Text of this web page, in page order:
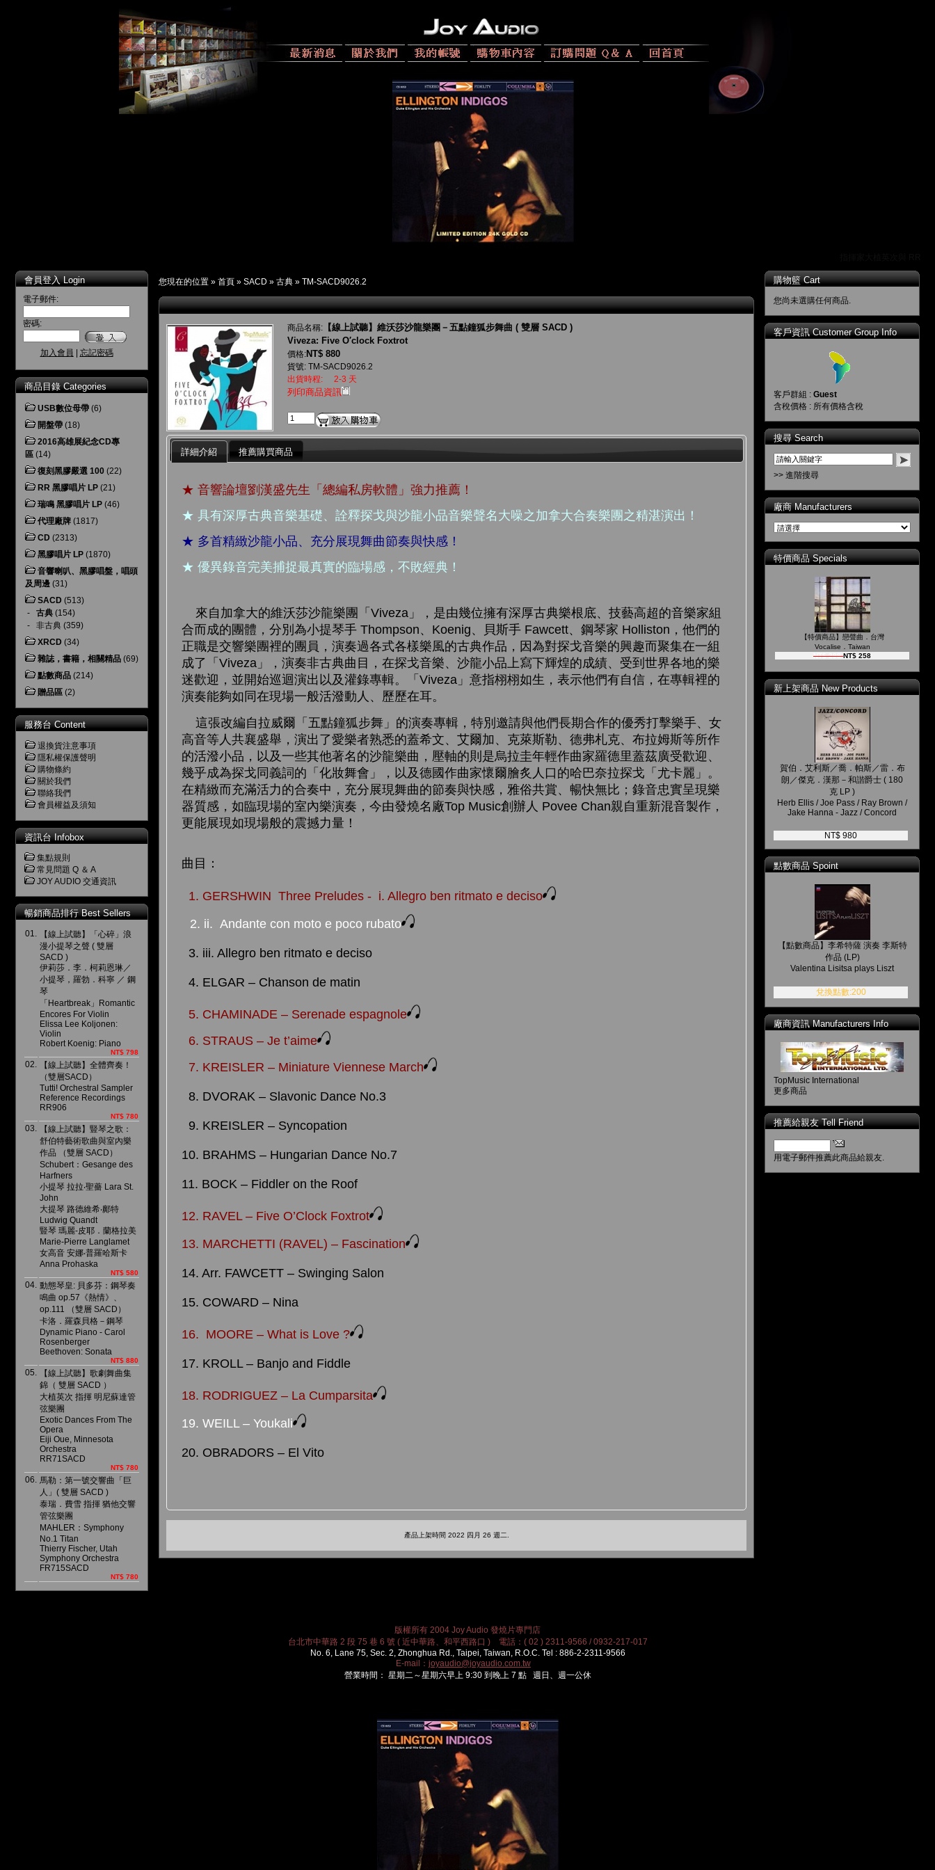
會員登入 Login
電子郵件:
密碼:
加入會員 忘記密碼
商品目錄 Categories
USB數位母帶 (6)
開盤帶 (18)
2016高雄展紀念CD專
區 (14)
復刻黑膠嚴選 100 (22)
RR 黑膠唱片 LP (21)
瑞鳴 黑膠唱片 LP (46)
代理廠牌 (1817)
CD (2313)
黑膠唱片 LP (1870)
音響喇叭、黑膠唱盤，唱頭
及周邊 (31)
SACD (513)
- 古典 (154)
- 非古典 (359)
XRCD (34)
雜誌，書籍，相關精品 (69)
點數商品 (214)
贈品區 (2)
服務台 Content
退換貨注意事項
隱私權保護聲明
購物條約
關於我們
聯絡我們
會員權益及須知
資訊台 Infobox
集點規則
常見問題 Q ＆ A
JOY AUDIO 交通資訊
暢銷商品排行 Best Sellers
01.
【線上試聽】「心碎」浪
漫小提琴之聲 ( 雙層
SACD )
伊莉莎．李．柯莉恩琳／
小提琴，羅勃．科寧 ／ 鋼
琴
「Heartbreak」Romantic
Encores For Violin
Elissa Lee Koljonen:
Violin
Robert Koenig: Piano
NT$ 798
02.
【線上試聽】全體齊奏！
（雙層SACD）
Tutti! Orchestral Sampler
Reference Recordings
RR906
NT$ 780
03.
【線上試聽】豎琴之歌：
舒伯特藝術歌曲與室內樂
作品 （雙層 SACD）
Schubert：Gesange des
Harfners
小提琴 拉拉‧聖薔 Lara St.
John
大提琴 路德維希‧鄺特
Ludwig Quandt
豎琴 瑪麗-皮耶．蘭格拉美
Marie-Pierre Langlamet
女高音 安娜‧普羅哈斯卡
Anna Prohaska
NT$ 580
04. 動態琴皇: 貝多芬：鋼琴奏
鳴曲 op.57《熱情》、
op.111 （雙層 SACD）
卡洛．羅森貝格－鋼琴
Dynamic Piano - Carol
Rosenberger
Beethoven: Sonata
NT$ 880
05.
【線上試聽】歌劇舞曲集
錦（ 雙層 SACD ）
大植英次 指揮 明尼蘇達管
弦樂團
Exotic Dances From The
Opera
Eiji Oue, Minnesota
Orchestra
RR71SACD
NT$ 780
06. 馬勒：第一號交響曲「巨
人」( 雙層 SACD )
泰瑞．費雪 指揮 猶他交響
管弦樂團
MAHLER：Symphony
No.1 Titan
Thierry Fischer, Utah
Symphony Orchestra
FR715SACD
NT$ 780
您現在的位置 » 首頁 » SACD » 古典 » TM-SACD9026.2
商品名稱: 【線上試聽】維沃莎沙龍樂團－五點鐘狐步舞曲 ( 雙層 SACD )
Viveza: Five O′clock Foxtrot
價格:NT$ 880
貨號: TM-SACD9026.2
出貨時程:
2-3 天
列印商品資訊
詳細介紹 推薦購買商品
★ 音響論壇劉漢盛先生「總編私房軟體」強力推薦！
★ 具有深厚古典音樂基礎、詮釋探戈與沙龍小品音樂聲名大噪之加拿大合奏樂團之精湛演出！
★ 多首精緻沙龍小品、充分展現舞曲節奏與快感！
★ 優異錄音完美捕捉最真實的臨場感，不敗經典！
來自加拿大的維沃莎沙龍樂團「Viveza」，是由幾位擁有深厚古典樂根底、技藝高超的音樂家組
合而成的團體，分別為小提琴手 Thompson、Koenig、貝斯手 Fawcett、鋼琴家 Holliston，他們的
正職是交響樂團裡的團員，演奏過各式各樣樂風的古典作品，因為對探戈音樂的興趣而聚集在一組
成了「Viveza」，演奏非古典曲目，在探戈音樂、沙龍小品上寫下輝煌的成績、受到世界各地的樂
迷歡迎，並開始巡迴演出以及灌錄專輯。「Viveza」意指栩栩如生，表示他們有自信，在專輯裡的
演奏能夠如同在現場一般活潑動人、歷歷在耳。
這張改編自拉威爾「五點鐘狐步舞」的演奏專輯，特別邀請與他們長期合作的優秀打擊樂手、女
高音等人共襄盛舉，演出了愛樂者熟悉的蓋希文、艾爾加、克萊斯勒、德弗札克、布拉姆斯等所作
的活潑小品，以及一些其他著名的沙龍樂曲，壓軸的則是烏拉圭年輕作曲家羅德里蓋茲廣受歡迎、
幾乎成為探戈同義詞的「化妝舞會」，以及德國作曲家懷爾膾炙人口的哈巴奈拉探戈「尤卡麗」。
在精緻而充滿活力的合奏中，充分展現舞曲的節奏與快感，雅俗共賞、暢快無比；錄音忠實呈現樂
器質感，如臨現場的室內樂演奏，今由發燒名廠Top Music創辦人 Povee Chan親自重新混音製作，
更能展現如現場般的震撼力量！
曲目：
1. GERSHWIN Three Preludes - i. Allegro ben ritmato e deciso
2. ii. Andante con moto e poco rubato
3. iii. Allegro ben ritmato e deciso
4. ELGAR – Chanson de matin
5. CHAMINADE – Serenade espagnole
6. STRAUS – Je t’aime
7. KREISLER – Miniature Viennese March
8. DVORAK – Slavonic Dance No.3
9. KREISLER – Syncopation
10. BRAHMS – Hungarian Dance No.7
11. BOCK – Fiddler on the Roof
12. RAVEL – Five O’Clock Foxtrot
13. MARCHETTI (RAVEL) – Fascination
14. Arr. FAWCETT – Swinging Salon
15. COWARD – Nina
16. MOORE – What is Love ?
17. KROLL – Banjo and Fiddle
18. RODRIGUEZ – La Cumparsita
19. WEILL – Youkali
20. OBRADORS – El Vito
產品上架時間 2022 四月 26 週二.
購物籃 Cart
您尚未選購任何商品.
客戶資訊 Customer Group Info
客戶群組 : Guest
含稅價格 : 所有價格含稅
搜尋 Search
>> 進階搜尋
廠商 Manufacturers
特價商品 Specials
【特價商品】戀聲曲．台灣
Vocalise．Taiwan
NT$ 299NT$ 258
新上架商品 New Products
賀伯．艾利斯／喬．帕斯／雷．布
朗／傑克．漢那－和諧爵士 ( 180
克 LP )
Herb Ellis / Joe Pass / Ray Brown /
Jake Hanna - Jazz / Concord
NT$ 980
點數商品 Spoint
【點數商品】李希特薩 演奏 李斯特
作品 (LP)
Valentina Lisitsa plays Liszt
兌換點數:200
廠商資訊 Manufacturers Info
TopMusic International
更多商品
推薦給親友 Tell Friend
用電子郵件推薦此商品給親友.
版權所有 2004 Joy Audio 發燒片專門店
台北市中華路 2 段 75 巷 6 號 ( 近中華路、和平西路口 ) 電話：( 02 ) 2311-9566 / 0932-217-017
No. 6, Lane 75, Sec. 2, Zhonghua Rd., Taipei, Taiwan, R.O.C. Tel : 886-2-2311-9566
E-mail： joyaudio@joyaudio.com.tw
營業時間： 星期二～星期六早上 9:30 到晚上 7 點 週日、週一公休